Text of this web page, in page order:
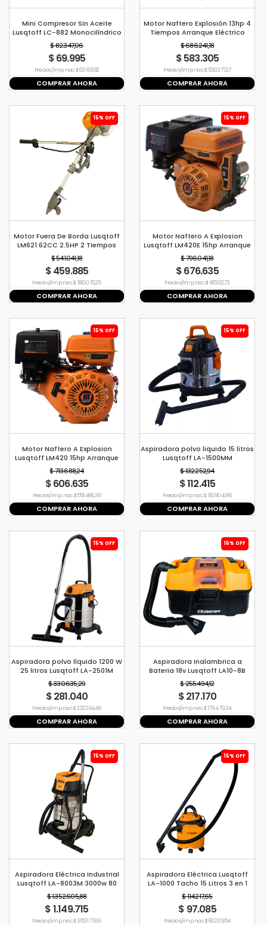
Mini Compresor Sin Aceite
Lusqtoff LC-882 Monocilíndrico
1.5hp
$ 82.347,06
$ 69.995
Precio s/imp. nac. $ 63.631,82
COMPRAR AHORA
Motor Naftero Explosión 13hp 4
Tiempos Arranque Eléctrico
$ 686.241,18
$ 583.305
Precio s/imp. nac. $ 530.277,27
COMPRAR AHORA
15% OFF
Motor Fuera De Borda Lusqtoff
LM621 62CC 2.5HP 2 Tiempos
$ 541.041,18
$ 459.885
Precio s/imp. nac. $ 380.070,25
COMPRAR AHORA
15% OFF
Motor Naftero A Explosion
Lusqtoff LM420E 15hp Arranque
Eléctrico
$ 796.041,18
$ 676.635
Precio s/imp. nac. $ 615.122,73
COMPRAR AHORA
15% OFF
Motor Naftero A Explosion
Lusqtoff LM420 15hp Arranque
Manual
$ 713.688,24
$ 606.635
Precio s/imp. nac. $ 551.486,36
COMPRAR AHORA
15% OFF
Aspiradora polvo liquido 15 litros
Lusqtoff LA-1500MM
$ 132.252,94
$ 112.415
Precio s/imp. nac. $ 92.904,96
COMPRAR AHORA
15% OFF
Aspiradora polvo líquido 1200 W
25 litros Lusqtoff LA-2501M
$ 330.635,29
$ 281.040
Precio s/imp. nac. $ 232.264,46
COMPRAR AHORA
15% OFF
Aspiradora Inalambrica a
Bateria 18v Lusqtoff LA10-8B
$ 255.494,12
$ 217.170
Precio s/imp. nac. $ 179.479,34
COMPRAR AHORA
15% OFF
Aspiradora Eléctrica Industrial
Lusqtoff LA-8003M 3000w 80
litros
$ 1.352.605,88
$ 1.149.715
Precio s/imp. nac. $ 950.177,69
15% OFF
Aspiradora Eléctrica Lusqtoff
LA-1000 Tacho 15 Litros 3 en 1
Liquido Solido Sopladora
$ 114.217,65
$ 97.085
Precio s/imp. nac. $ 80.235,54